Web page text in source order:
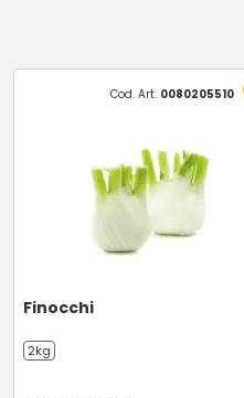
Cod. Art. 0080205510
Finocchi
2kg